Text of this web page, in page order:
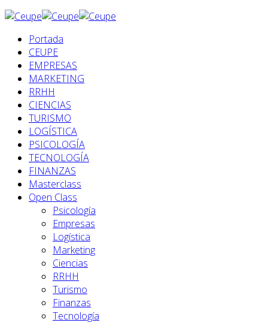
Portada
CEUPE
EMPRESAS
MARKETING
RRHH
CIENCIAS
TURISMO
LOGÍSTICA
PSICOLOGÍA
TECNOLOGÍA
FINANZAS
Masterclass
Open Class
Psicología
Empresas
Logística
Marketing
Ciencias
RRHH
Turismo
Finanzas
Tecnología